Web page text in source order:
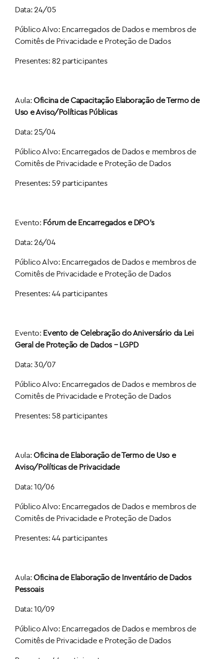
Data: 24/05
Público Alvo: Encarregados de Dados e membros de
Comitês de Privacidade e Proteção de Dados
Presentes: 82 participantes
Aula:Oficina de Capacitação Elaboração de Termo de
Uso e Aviso/Políticas Públicas
Data: 25/04
Público Alvo: Encarregados de Dados e membros de
Comitês de Privacidade e Proteção de Dados
Presentes: 59 participantes
Evento: Fórum de Encarregados e DPO’s
Data: 26/04
Público Alvo: Encarregados de Dados e membros de
Comitês de Privacidade e Proteção de Dados
Presentes: 44 participantes
Evento:Evento de Celebração do Aniversário da Lei
Geral de Proteção de Dados – LGPD
Data: 30/07
Público Alvo: Encarregados de Dados e membros de
Comitês de Privacidade e Proteção de Dados
Presentes: 58 participantes
Aula:Oficina de Elaboração de Termo de Uso e
Aviso/Políticas de Privacidade
Data: 10/06
Público Alvo: Encarregados de Dados e membros de
Comitês de Privacidade e Proteção de Dados
Presentes: 44 participantes
Aula:Oficina de Elaboração de Inventário de Dados
Pessoais
Data: 10/09
Público Alvo: Encarregados de Dados e membros de
Comitês de Privacidade e Proteção de Dados